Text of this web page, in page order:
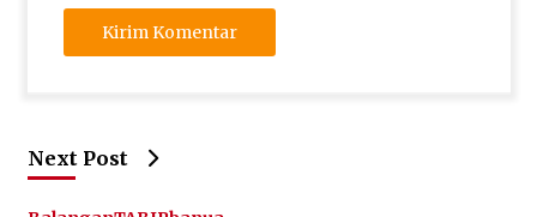
Next Post